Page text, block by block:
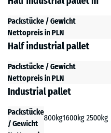
Packstücke / Gewicht
Nettopreis in PLN
Half industrial pallet
Packstücke / Gewicht
Nettopreis in PLN
Industrial pallet
Packstücke
/ Gewicht
800kg1600kg 2500kg